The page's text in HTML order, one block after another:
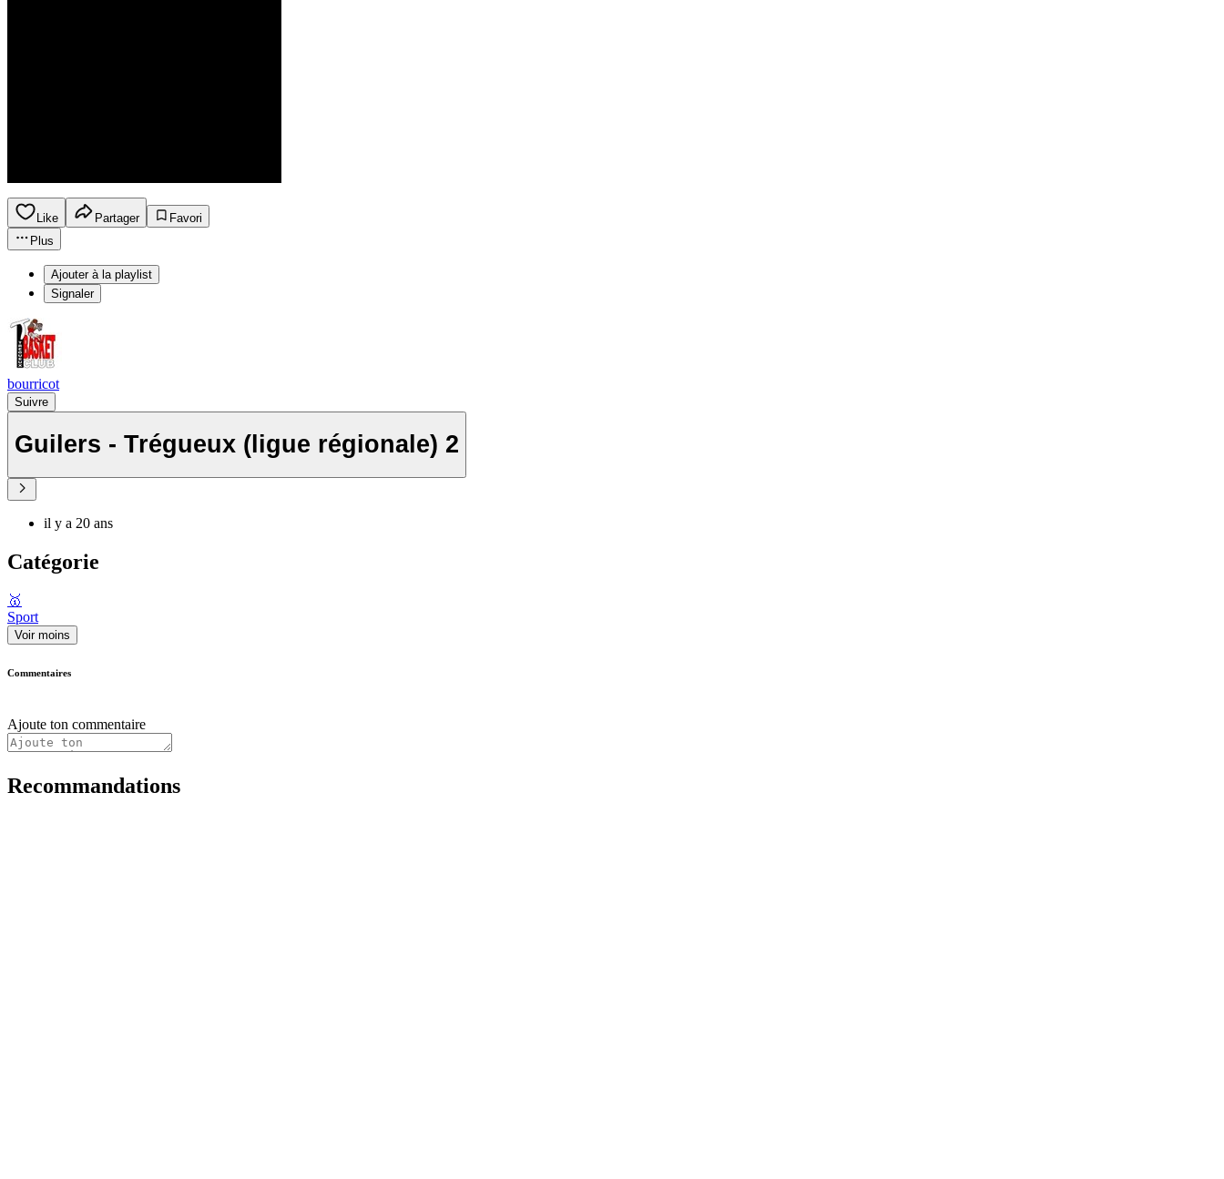
Like Partager
Favori
Plus
Ajouter à la playlist
Signaler
bourricot
Suivre
Guilers - Trégueux (ligue régionale) 2
il y a 20 ans
Catégorie
🥇
Sport
Voir moins
Commentaires
Ajoute ton commentaire
Recommandations